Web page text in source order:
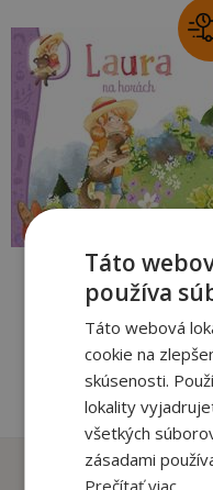
8
Zákazníci,
Táto
používa
Táto webová
cookie na
skúsenosti.
lokality
všetkých
zásadami
Prečítať viac